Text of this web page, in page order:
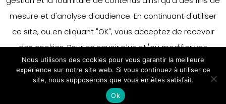
mesure et d'analyse d'audience. En continuant d'utiliser
ce site, ou en cliquant "OK", vous acceptez de recevoir
des cookies. Pour en savoir plus et/ou modifier vos
préférences en matière de cookies, merci de vous référer
à notre politique sur les cookies.
Accepter
En savoir plus
Nous utilisons des cookies pour vous garantir la meilleure
expérience sur notre site web. Si vous continuez à utiliser ce
site, nous supposerons que vous en êtes satisfait.
Ok